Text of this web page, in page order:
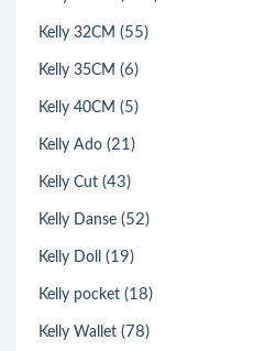
Kelly 32CM (55)
Kelly 35CM (6)
Kelly 40CM (5)
Kelly Ado (21)
Kelly Cut (43)
Kelly Danse (52)
Kelly Doll (19)
Kelly pocket (18)
Kelly Wallet (78)